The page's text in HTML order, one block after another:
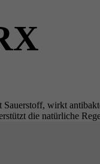
wirkt
die natürliche